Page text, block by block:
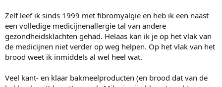
Zelf leef ik sinds 1999 met fibromyalgie en heb ik een naast
een volledige medicijnenallergie tal van andere
gezondheidsklachten gehad. Helaas kan ik je op het vlak van
de medicijnen niet verder op weg helpen. Op het vlak van het
brood weet ik inmiddels al wel heel wat.
Veel kant- en klaar bakmeelproducten (en brood dat van de